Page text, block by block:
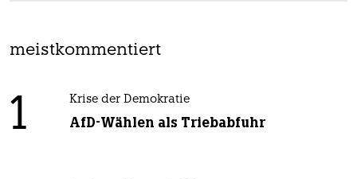
meistkommentiert
1 Krise der Demokratie
AfD-Wählen als Triebabfuhr